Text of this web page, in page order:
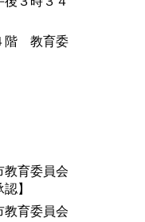
階 教育委
教育委員会
】
教育委員会